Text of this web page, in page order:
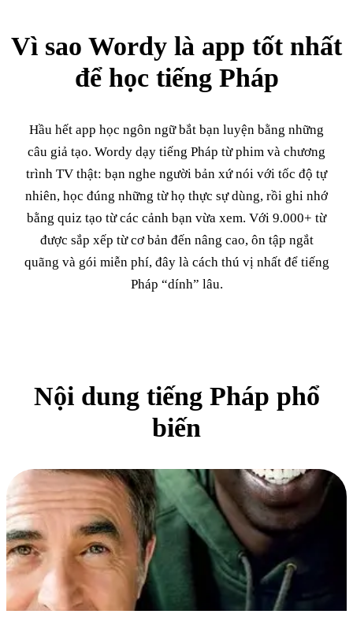
Vì sao Wordy là app tốt nhất
để học tiếng Pháp
Hầu hết app học ngôn ngữ bắt bạn luyện bằng những
câu giả tạo. Wordy dạy tiếng Pháp từ phim và chương
trình TV thật: bạn nghe người bản xứ nói với tốc độ tự
nhiên, học đúng những từ họ thực sự dùng, rồi ghi nhớ
bằng quiz tạo từ các cảnh bạn vừa xem. Với 9.000+ từ
được sắp xếp từ cơ bản đến nâng cao, ôn tập ngắt
quãng và gói miễn phí, đây là cách thú vị nhất để tiếng
Pháp “dính” lâu.
Nội dung tiếng Pháp phổ
biến